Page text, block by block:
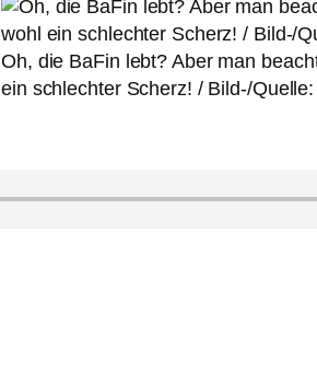
Oh, die BaFin lebt? Aber man
ein schlechter Scherz! / Bild-/